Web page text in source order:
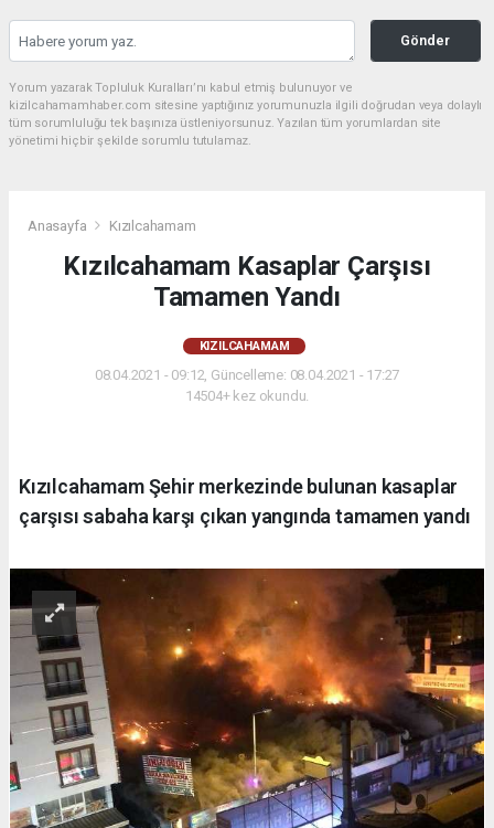
Gönder
Yorum yazarak Topluluk Kuralları’nı kabul etmiş bulunuyor ve
kizilcahamamhaber.com sitesine yaptığınız yorumunuzla ilgili doğrudan veya dolaylı
tüm sorumluluğu tek başınıza üstleniyorsunuz. Yazılan tüm yorumlardan site
yönetimi hiçbir şekilde sorumlu tutulamaz.
Anasayfa Kızılcahamam
Kızılcahamam Kasaplar Çarşısı
Tamamen Yandı
KIZILCAHAMAM
08.04.2021 - 09:12, Güncelleme: 08.04.2021 - 17:27
14504+ kez okundu.
Kızılcahamam Şehir merkezinde bulunan kasaplar
çarşısı sabaha karşı çıkan yangında tamamen yandı